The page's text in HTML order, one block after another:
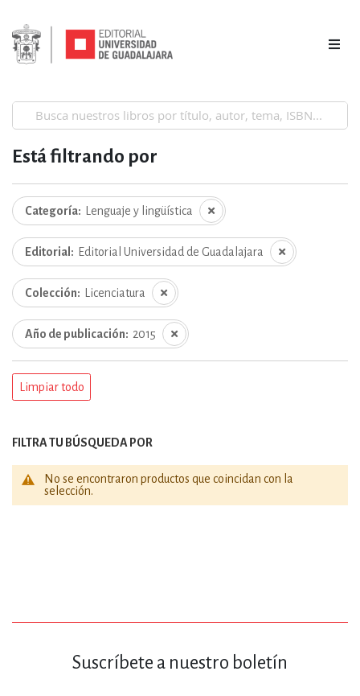
No se encontraron productos que coincidan con la
selección.
Está filtrando por
Categoría Lenguaje y lingüística
Editorial Editorial Universidad de Guadalajara
Colección Licenciatura
Año de publicación 2015
Limpiar todo
FILTRA TU BÚSQUEDA POR
Suscríbete a nuestro boletín